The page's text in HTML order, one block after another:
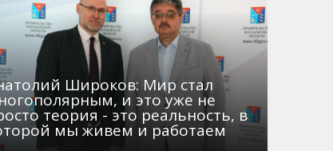
Широков: Мир стал
и это уже не
теория - это реальность, в
мы живем и работаем